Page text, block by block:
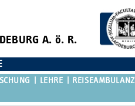
A. ö. R.
LEHRE REISEAMBULANZ